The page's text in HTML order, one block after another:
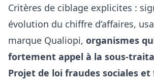
Critères de ciblage explicites :
évolution du chiffre d’affaires,
marque Qualiopi, organismes
fortement appel à la sous-
Projet de loi fraudes sociales et